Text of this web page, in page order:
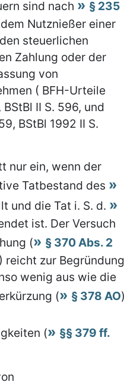
sind nach
§ 235
Nutznießer einer
steuerlichen
Zahlung oder der
von
( BFH-Urteile
II S. 596, und
BStBl 1992 II S.
nur ein, wenn der
Tatbestand des
und die Tat i. S. d.
ist. Der Versuch
(
§ 370 Abs. 2
reicht zur Begründung
wenig aus wie die
(
§ 378 AO)
(
§§ 379 ff.